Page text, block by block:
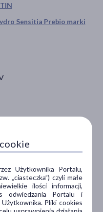
Sensitia Prebio marki
Użytkownika Portalu,
„ciasteczka”) czyli małe
ilości informacji,
odwiedzania Portalu i
Pliki cookies